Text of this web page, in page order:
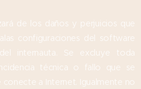
de los daños y perjuicios que
configuraciones del software
internauta. Se excluye toda
técnica o fallo que se
a Internet. Igualmente no